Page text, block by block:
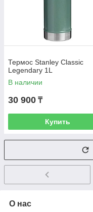
Термос Stanley Classic
Legendary 1L
В наличии
30 900 ₸
Купить
О нас